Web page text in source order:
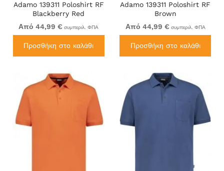
Adamo 139311 Poloshirt RF
Blackberry Red
Από 44,99 € συμπεριλ. ΦΠΑ
Προσθήκη στο καλάθι
Adamo 139311 Poloshirt RF
Brown
Από 44,99 € συμπεριλ. ΦΠΑ
Προσθήκη στο καλάθι